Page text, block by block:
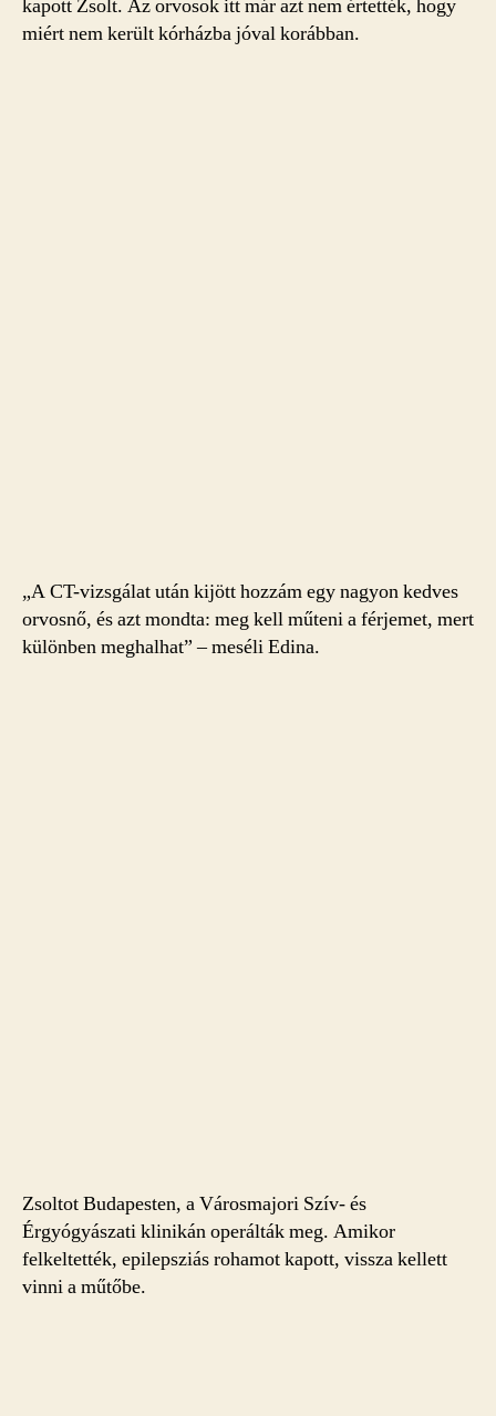
kapott Zsolt. Az orvosok itt már azt nem értették, hogy
miért nem került kórházba jóval korábban.
„A CT-vizsgálat után kijött hozzám egy nagyon kedves
orvosnő, és azt mondta: meg kell műteni a férjemet, mert
különben meghalhat” – meséli Edina.
Zsoltot Budapesten, a Városmajori Szív- és
Érgyógyászati klinikán operálták meg. Amikor
felkeltették, epilepsziás rohamot kapott, vissza kellett
vinni a műtőbe.